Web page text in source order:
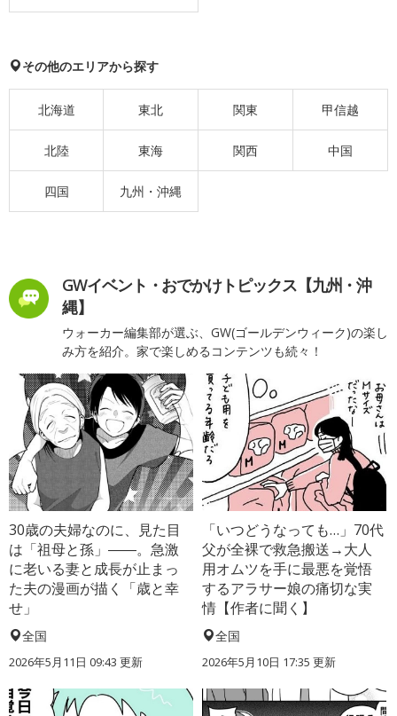
その他のエリアから探す
北海道 東北 関東 甲信越
北陸 東海 関西 中国
四国 九州・沖縄
GWイベント・おでかけトピックス【九州・沖
縄】
ウォーカー編集部が選ぶ、GW(ゴールデンウィーク)の楽し
み方を紹介。家で楽しめるコンテンツも続々！
30歳の夫婦なのに、見た目
は「祖母と孫」――。急激
に老いる妻と成長が止まっ
た夫の漫画が描く「歳と幸
せ」
全国
2026年5月11日 09:43 更新
「いつどうなっても…」70代
父が全裸で救急搬送→大人
用オムツを手に最悪を覚悟
するアラサー娘の痛切な実
情【作者に聞く】
全国
2026年5月10日 17:35 更新